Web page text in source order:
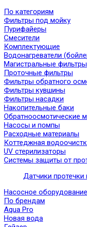
По категориям
Фильтры под мойку
Пурифайеры
Смесители
Комплектующие
Водонагреватели
Магистральные фильтры
Проточные фильтры
Фильтры обратного
Фильтры кувшины
Фильтры насадки
Накопительные баки
Обратноосмотические
Насосы и помпы
Расходные материалы
Коттеджная
UV стерилизаторы
Системы защиты от
Датчики
Насосное оборудование
По брендам
Aqua Pro
Новая вода